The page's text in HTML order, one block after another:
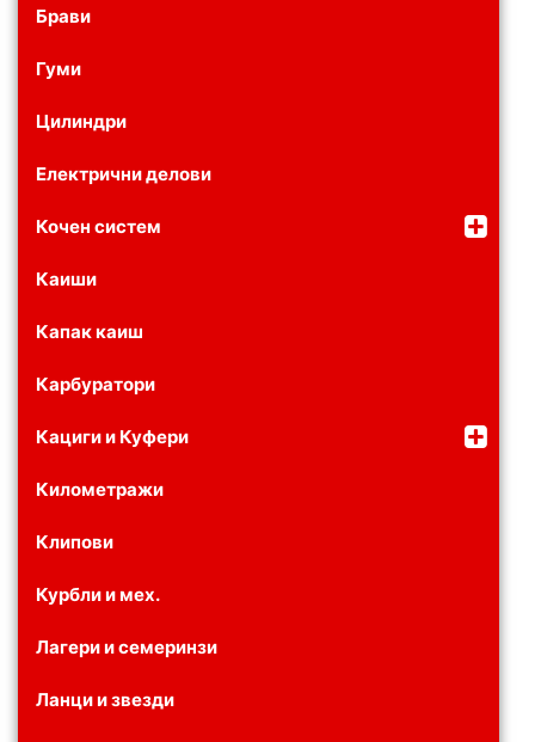
Брави
Гуми
Цилиндри
Електрични делови
Кочен систем
Каиши
Капак каиш
Карбуратори
Кациги и Куфери
Километражи
Клипови
Курбли и мех.
Лагери и семеринзи
Ланци и звезди